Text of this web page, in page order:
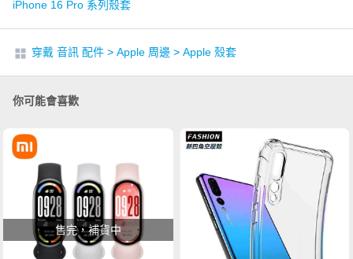
iPhone 16 Pro 系列殼套
穿戴 音訊 配件 > Apple 周邊 > Apple 殼套
你可能會喜歡
售完，補貨中